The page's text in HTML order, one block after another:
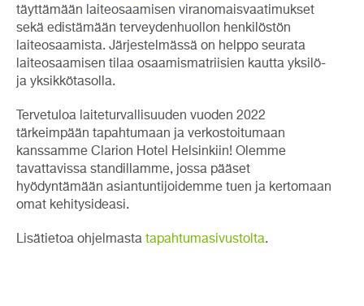
täyttämään laiteosaamisen viranomaisvaatimukset
sekä edistämään terveydenhuollon henkilöstön
laiteosaamista. Järjestelmässä on helppo seurata
laiteosaamisen tilaa osaamismatriisien kautta yksilö-
ja yksikkötasolla.
Tervetuloa laiteturvallisuuden vuoden 2022
tärkeimpään tapahtumaan ja verkostoitumaan
kanssamme Clarion Hotel Helsinkiin! Olemme
tavattavissa standillamme, jossa pääset
hyödyntämään asiantuntijoidemme tuen ja kertomaan
omat kehitysideasi.
Lisätietoa ohjelmasta tapahtumasivustolta.